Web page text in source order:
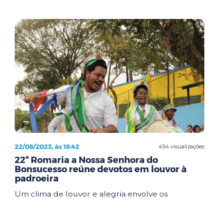
454 visualizações
22/08/2023, às 18:42
22ª Romaria a Nossa Senhora do
Bonsucesso reúne devotos em louvor à
padroeira
Um clima de louvor e alegria envolve os